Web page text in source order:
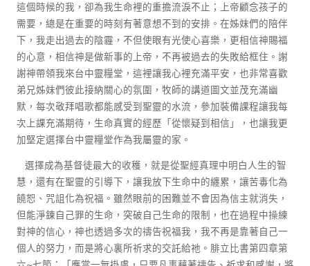
這個時候的我，卻為我生命裡的重擔流淚不止；上帝顧念孩子的
需要，總是在重要的時刻有著意想不到的安排。在姊妹們的陪伴
下，我走出過去的陰霾，不但使眼有光使心喜樂，更相信神賜福
的心意，相信神是做新事的上帝，不再被過去的失敗給框住。謝
謝神帶領我來台中靈糧堂，這裡讓我心裡充滿平安，也非常喜歡
弟兄姊妹們彼此接納關心的氛圍，牧師的講道圖文並茂充滿幽
默，每次敬拜唱歌都能感受到聖靈的水流，參加裝備課程讓我每
次上課充滿期待，生命真實的經歷「從懷疑到相信」，也讓我更
加堅定選擇台中靈糧堂作為我屬靈的家。
選擇成為基督徒最大的收穫，就是從聖經真理中明白人生的智
慧，還有在聖靈的引導下，讓我放下生命中的纏累，讓苦毒化為
饒恕、咒詛化為祝福。雖然眼前的困難並不會因為信主就消失，
但能淨鍊自己罪的生命，突破自己生命的限制，也在過程中操練
對神的信心，神也透過多次的禱告祝福我，我不再是靠著自己一
個人的努力，而是將心裏所祈求的交託給祂。腓立比書第四章第